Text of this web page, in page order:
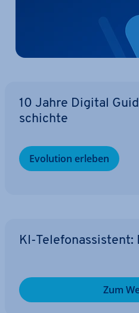
10 Jahre Digital
schich­te
Evolution erleben
KI-Te­le­fon­as­sis­tent:
Zum